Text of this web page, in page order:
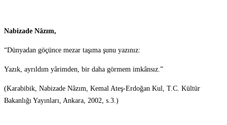
Nabizade Nâzım,
“Dünyadan göçünce mezar taşıma şunu yazınız:
Yazık, ayrıldım yârimden, bir daha görmem imkânsız.”
(Karabibik, Nabizade Nâzım, Kemal Ateş-Erdoğan Kul, T.C. Kültür
Bakanlığı Yayınları, Ankara, 2002, s.3.)